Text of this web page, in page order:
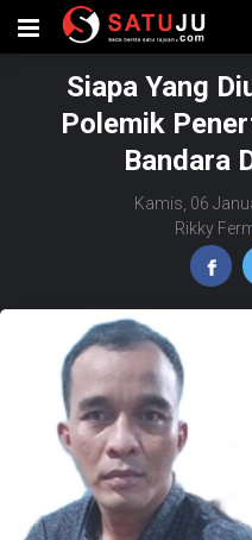
Siapa Yang
Polemik
Bandara
Kamis, 06
Rikky